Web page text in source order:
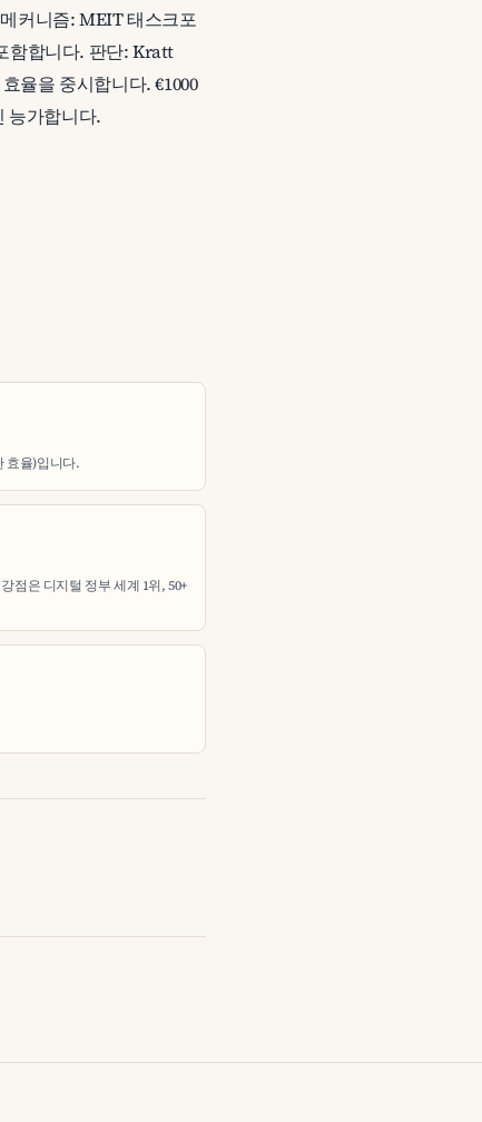
커니즘: MEIT 태스크포
함합니다. 판단: Kratt
율을 중시합니다. €1000
능가합니다.
효율)입니다.
점은 디지털 정부 세계 1위, 50+